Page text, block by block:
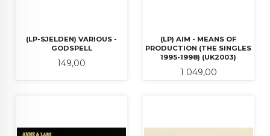
(LP-SJELDEN) VARIOUS -
GODSPELL
Pris
149,00
(LP) AIM - MEANS OF
PRODUCTION (THE SINGLES
1995-1998) (UK2003)
Pris
1 049,00